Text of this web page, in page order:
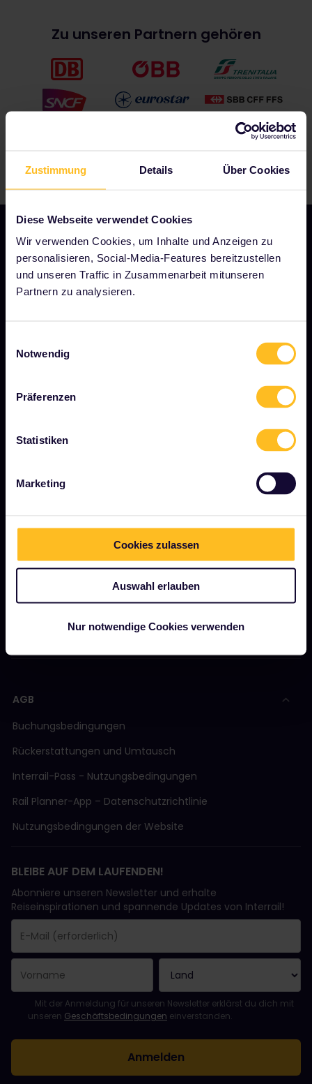
Zustimmung Details Über Cookies
Diese Webseite verwendet Cookies
Wir verwenden Cookies, um Inhalte und Anzeigen zu
personalisieren, Social-Media-Features bereitzustellen
und unseren Traffic in Zusammenarbeit mitunseren
Partnern zu analysieren.
Notwendig
Präferenzen
Statistiken
Marketing
Cookies zulassen
Auswahl erlauben
Nur notwendige Cookies verwenden
Zu unseren Partnern gehören
UNSER UNTERNEHMEN
Pressebereich
Gesponserte &amp; Markeninhalte
JETZT LOSLEGEN
So verwenden Sie Ihren Pass
Magazin
AGB
Buchungsbedingungen
Rückerstattungen und Umtausch
Interrail-Pass - Nutzungsbedingungen
Rail Planner-App – Datenschutzrichtlinie
Nutzungsbedingungen der Website
BLEIBE AUF DEM LAUFENDEN!
Abonniere unseren Newsletter und erhalte
Reiseinspirationen und spannende Updates von Interrail!
Sie haben sich erfolgreich angemeldet.
Das Feld „E-Mail-Adresse“ ist ein Pflichtfeld!
Diese E-Mail-Adresse ist ungültig!
Beim Abonnieren des Newsletters ist ein Fehler aufgetreten.
Du hast diesen Newsletter bereits abonniert!
Bitte stimme den Allgemeinen Geschäftsbedingungen zu, um
Mit der Anmeldung für unseren Newsletter erklärst du dich mit
unseren Geschäftsbedingungen einverstanden.